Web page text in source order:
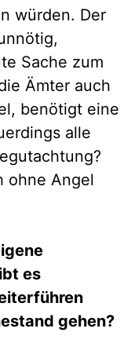
würden. Der
Sache zum
Ämter auch
benötigt eine
alle
ohne Angel
es
gehen?